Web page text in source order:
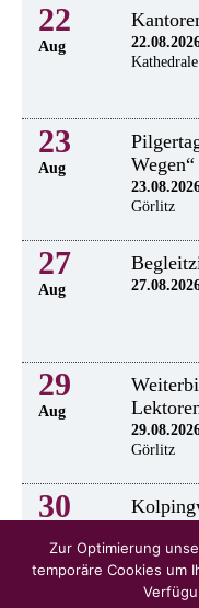
22
Aug
23
Aug
Wegen“
Görlitz
27
Aug
29
Aug
Görlitz
30
Zur Optimierung
temporäre Cookies um